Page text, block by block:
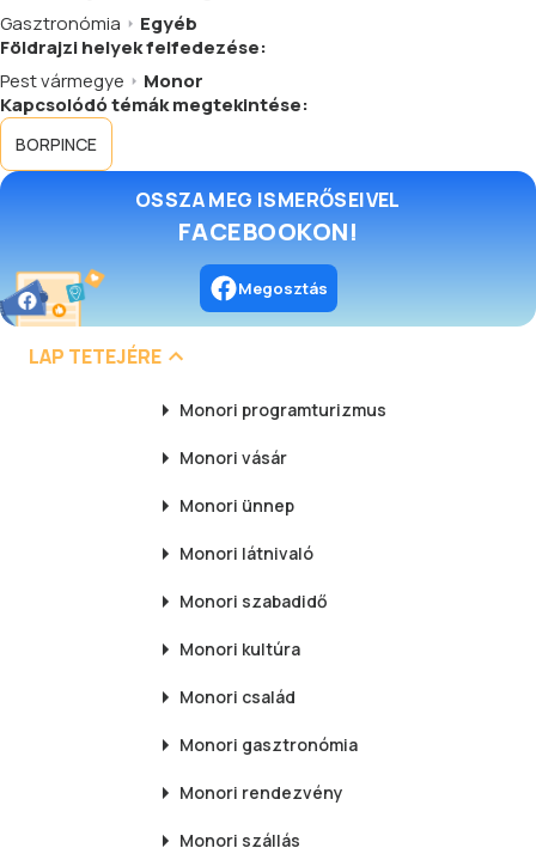
Gasztronómia
Egyéb
Földrajzi helyek felfedezése:
Pest vármegye
Monor
Kapcsolódó témák megtekintése:
BORPINCE
OSSZA MEG ISMERŐSEIVEL
FACEBOOKON!
Megosztás
LAP TETEJÉRE
Monori programturizmus
Monori vásár
Monori ünnep
Monori látnivaló
Monori szabadidő
Monori kultúra
Monori család
Monori gasztronómia
Monori rendezvény
Monori szállás